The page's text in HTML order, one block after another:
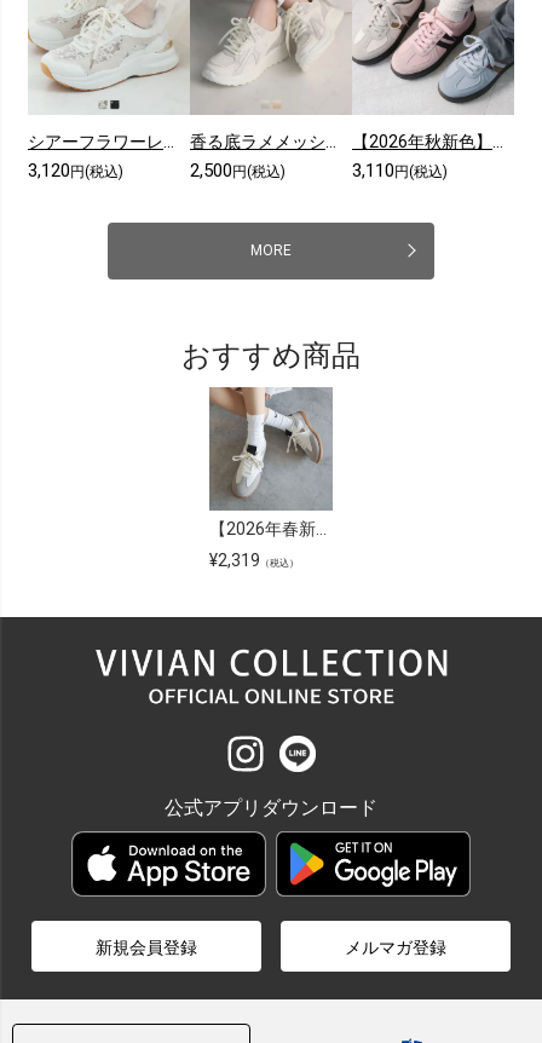
3,120円(税込) 2,500円(税込) 3,110円(税込)
MORE
おすすめ商品
¥2,319 （税込）
公式アプリダウンロード
新規会員登録 メルマガ登録